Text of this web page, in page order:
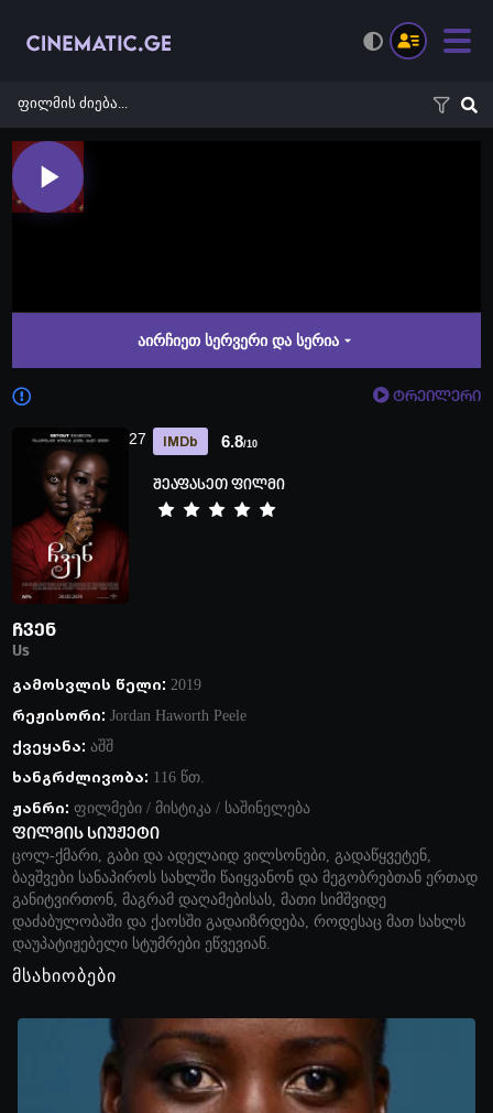
აირჩიეთ სერვერი და სერია
ტრეილერი
IMDb 6.8/10
შეაფასეთ ფილმი
27
ჩვენ
Us
გამოსვლის წელი: 2019
რეჟისორი: Jordan Haworth Peele
ქვეყანა: აშშ
ხანგრძლივობა: 116 წთ.
ჟანრი: ფილმები/ მისტიკა/ საშინელება
ფილმის სიუჟეტი
ცოლ-ქმარი, გაბი და ადელაიდ ვილსონები, გადაწყვეტენ,
ბავშვები სანაპიროს სახლში წაიყვანონ და მეგობრებთან ერთად
განიტვირთონ, მაგრამ დაღამებისას, მათი სიმშვიდე
დაძაბულობაში და ქაოსში გადაიზრდება, როდესაც მათ სახლს
დაუპატიჟებელი სტუმრები ეწვევიან.
მსახიობები